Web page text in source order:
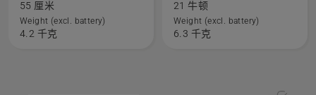
520iHE3
的
55 厘米
Weight (excl. battery)
4.2 千克
关
550iBTX
21 牛顿
Weight (excl. battery)
6.3 千克